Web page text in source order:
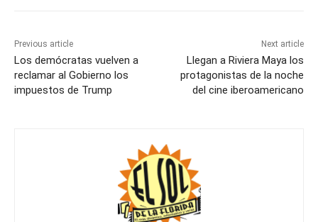
Previous article
Los demócratas vuelven a
reclamar al Gobierno los
impuestos de Trump
Next article
Llegan a Riviera Maya los
protagonistas de la noche
del cine iberoamericano